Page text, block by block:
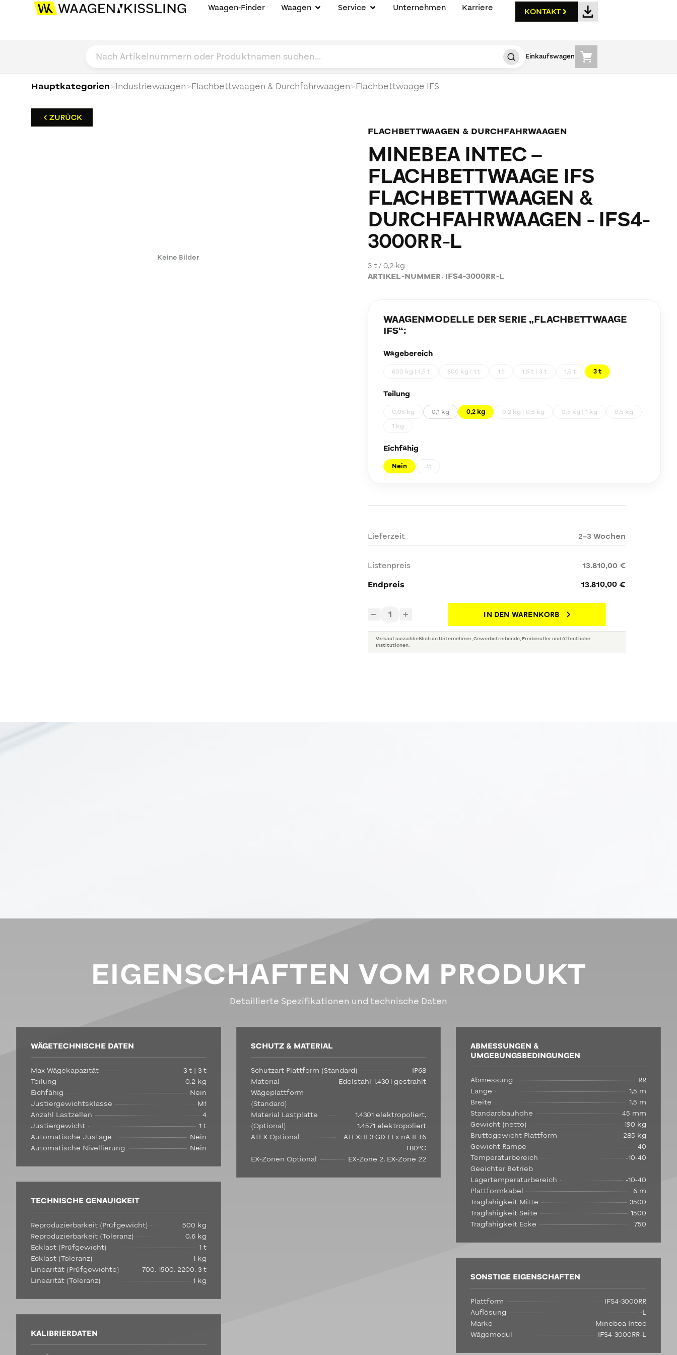
Waagen-Finder Waagen Service Unternehmen Karriere KONTAKT
Einkaufswagen
Hauptkategorien>Industriewaagen>Flachbettwaagen & Durchfahrwaagen>Flachbettwaage IFS
ZURÜCK
Keine Bilder
FLACHBETTWAAGEN & DURCHFAHRWAAGEN
MINEBEA INTEC –
FLACHBETTWAAGE IFS
FLACHBETTWAAGEN &
DURCHFAHRWAAGEN - IFS4-
3000RR-L
3 t / 0,2 kg
ARTIKEL-NUMMER: IFS4-3000RR-L
WAAGENMODELLE DER SERIE „FLACHBETTWAAGE
IFS“:
Wägebereich
600 kg | 1,5 t 600 kg | 1 t 1 t 1,5 t | 3 t 1,5 t 3 t
Teilung
0,05 kg 0,1 kg 0,2 kg 0,2 kg | 0,5 kg 0,5 kg | 1 kg
0,5 kg
1 kg
Eichfähig
Nein Ja
Lieferzeit 2–3 Wochen
Listenpreis
13.810,00 €
Endpreis
13.810,00 €
− 1 + IN DEN WARENKORB
Verkauf ausschließlich an Unternehmer, Gewerbetreibende, Freiberufler und öffentliche
Institutionen.
EIGENSCHAFTEN VOM PRODUKT
Detaillierte Spezifikationen und technische Daten
WÄGETECHNISCHE DATEN
Max Wägekapazität
3 t | 3 t
Teilung
0,2 kg
Eichfähig
Nein
Justiergewichtsklasse
M1
Anzahl Lastzellen
4
Justiergewicht
1 t
Automatische Justage
Nein
Automatische Nivellierung
Nein
TECHNISCHE GENAUIGKEIT
Reproduzierbarkeit (Prüfgewicht)
500 kg
Reproduzierbarkeit (Toleranz)
0,6 kg
Ecklast (Prüfgewicht)
1 t
Ecklast (Toleranz)
1 kg
Linearität (Prüfgewichte)
700, 1500, 2200, 3 t
Linearität (Toleranz)
1 kg
KALIBRIERDATEN
SCHUTZ & MATERIAL
Schutzart Plattform (Standard)
IP68
Material
Wägeplattform
(Standard)
Edelstahl 1.4301 gestrahlt
Material Lastplatte
(Optional)
1.4301 elektropoliert,
1.4571 elektropoliert
ATEX Optional
ATEX: II 3 GD EEx nA II T6
T80°C
EX-Zonen Optional
EX-Zone 2, EX-Zone 22
ABMESSUNGEN &
UMGEBUNGSBEDINGUNGEN
Abmessung
RR
Länge
1,5 m
Breite
1,5 m
Standardbauhöhe
45 mm
Gewicht (netto)
190 kg
Bruttogewicht Plattform
285 kg
Gewicht Rampe
40
Temperaturbereich
Geeichter Betrieb
-10-40
Lagertemperaturbereich
-10-40
Plattformkabel
6 m
Tragfähigkeit Mitte
3500
Tragfähigkeit Seite
1500
Tragfähigkeit Ecke
750
SONSTIGE EIGENSCHAFTEN
Plattform
IFS4-3000RR
Auflösung
-L
Marke
Minebea Intec
Wägemodul
IFS4-3000RR-L